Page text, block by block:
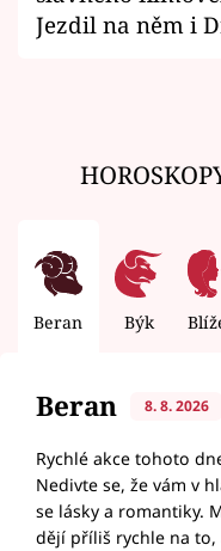
Jezdil na něm i
Beran Býk
Beran 8. 8. 2026
Rychlé akce tohoto
Nedivte se, že vám v
se lásky a romantiky.
dějí příliš rychle na